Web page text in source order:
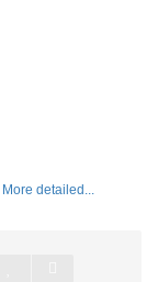
More detailed...